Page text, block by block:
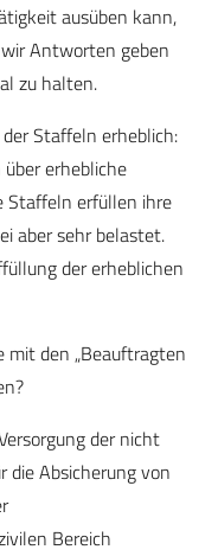
ausüben kann,
Antworten geben
zu halten.
Staffeln erheblich:
erhebliche
Staffeln erfüllen ihre
aber sehr belastet.
der erheblichen
mit den „Beauftragten
der nicht
die Absicherung von
Bereich